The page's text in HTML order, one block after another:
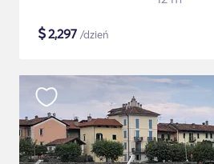
$2,297 /dzień